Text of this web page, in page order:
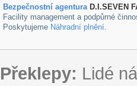
Bezpečnostní agenturaD.I.SEVEN
Facility management a podpůrné
Poskytujeme Náhradní plnění.
Překlepy: Lidé